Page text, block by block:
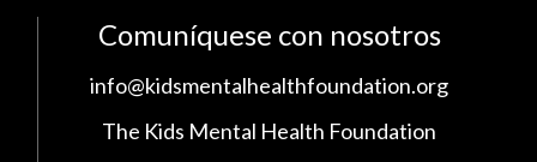
Comuníquese con nosotros
info@kidsmentalhealthfoundation.org
The Kids Mental Health Foundation